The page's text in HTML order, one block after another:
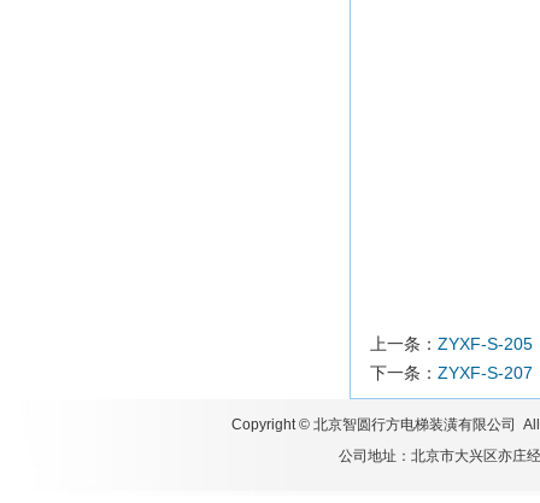
上一条： ZYXF-S-205
下一条： ZYXF-S-207
Copyright © 北京智圆行方电梯装潢有限公司
公司地址：北京市大兴区亦庄